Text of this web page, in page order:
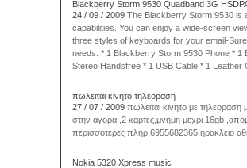
Blackberry Storm 9530 Quadband 3G
24 / 09 / 2009 The Blackberry Storm 9530 is
capabilities. You can enjoy a wide-screen
three styles of keyboards for your email-
needs. * 1 Blackberry Storm 9530 Phone *
Stereo Handsfree * 1 USB Cable * 1
πωλειται κινητο τηλεοραση
27 / 07 / 2009 πωλειται κινητο με
στην αγορα ,2 καρτες,μνημη μεχρι 16gb
περισσοτερες πληρ.6955682365 ηρακλειο
Nokia 5320 Xpress music